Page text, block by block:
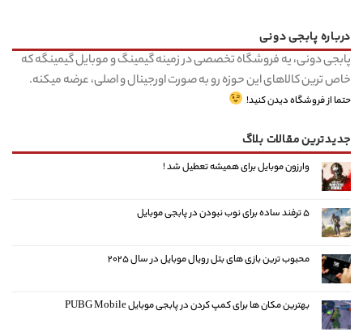
درباره پابجی دونی
پابجی دونی، یه فروشگاه تخصصی در زمینه گیمینگ و موبایل گیمینگه که
خاص ترین کالاهای این حوزه رو به صورت اورجینال و اصلی، عرضه میکنه.
حتما از فروشگاه دیدن کنید!
جدیدترین مقالات بلاگ
وارزون موبایل برای همیشه تعطیل شد !
۵ ترفند ساده برای نوب نبودن در پابجی موبایل
محبوب ترین بازی های بتل رویال موبایل در سال ۲۰۲۵
بهترین مکان ها برای کمپ کردن در پابجی موبایل PUBG Mobile